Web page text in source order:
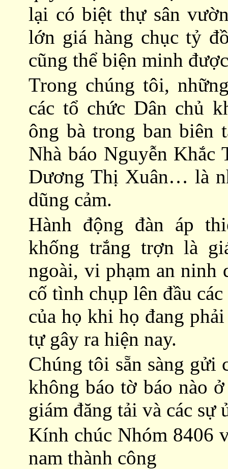
lại có biệt thự sân
lớn giá hàng chục tỷ
cũng thể biện minh
Trong chúng tôi,
các tổ chức Dân chủ
ông bà trong ban biên
Nhà báo Nguyễn Khắc
Dương Thị Xuân… là
dũng cảm.
Hành động đàn áp
khống trắng trợn là
ngoài, vi phạm an ninh
cố tình chụp lên đầu
của họ khi họ đang
tự gây ra hiện nay.
Chúng tôi sẵn sàng gửi
không báo tờ báo nào
giám đăng tải và các sự
Kính chúc Nhóm 8406
nam thành công